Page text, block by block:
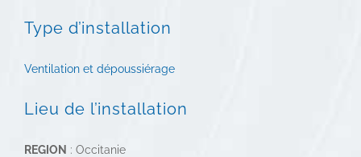
Type d’installation
Ventilation et dépoussiérage
Lieu de l’installation
REGION : Occitanie